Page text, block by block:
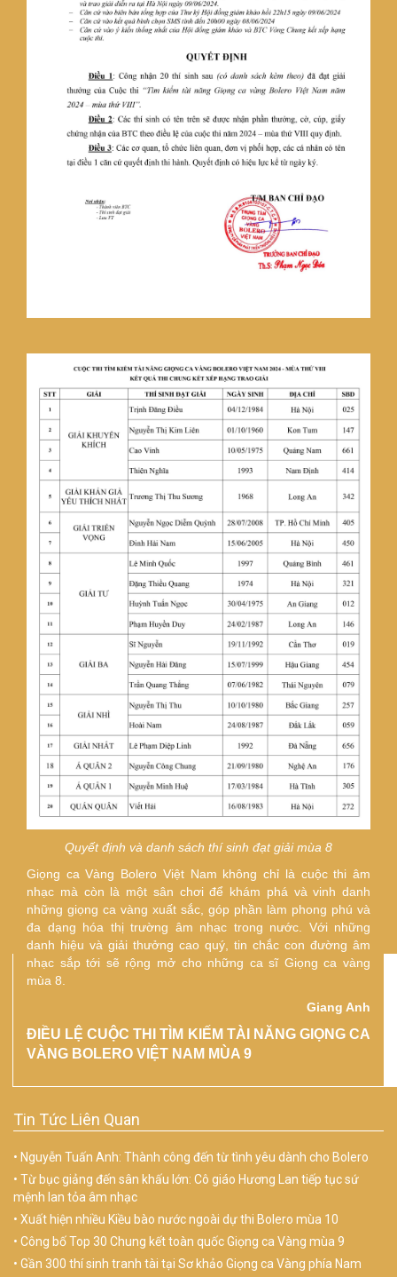
Quyết định và danh sách thí sinh đạt giải mùa 8
Giọng ca Vàng Bolero Việt Nam không chỉ là cuộc thi âm
nhạc mà còn là một sân chơi để khám phá và vinh danh
những giọng ca vàng xuất sắc, góp phần làm phong phú và
đa dạng hóa thị trường âm nhạc trong nước. Với những
danh hiệu và giải thưởng cao quý, tin chắc con đường âm
nhạc sắp tới sẽ rộng mở cho những ca sĩ Giọng ca vàng
mùa 8.
Giang Anh
ĐIỀU LỆ CUỘC THI TÌM KIẾM TÀI NĂNG GIỌNG CA
VÀNG BOLERO VIỆT NAM MÙA 9
Tin Tức Liên Quan
Nguyễn Tuấn Anh: Thành công đến từ tình yêu dành cho Bolero
Từ bục giảng đến sân khấu lớn: Cô giáo Hương Lan tiếp tục sứ
mệnh lan tỏa âm nhạc
Xuất hiện nhiều Kiều bào nước ngoài dự thi Bolero mùa 10
Công bố Top 30 Chung kết toàn quốc Giọng ca Vàng mùa 9
Gần 300 thí sinh tranh tài tại Sơ khảo Giọng ca Vàng phía Nam